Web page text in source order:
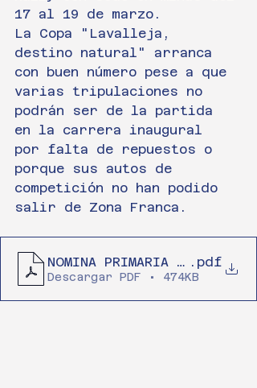
17 al 19 de marzo.
La Copa "Lavalleja,
destino natural" arranca
con buen número pese a que
varias tripulaciones no
podrán ser de la partida
en la carrera inaugural
por falta de repuestos o
porque sus autos de
competición no han podido
salir de Zona Franca.
NOMINA PRIMARIA
.pdf
Descargar PDF • 474KB